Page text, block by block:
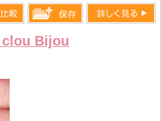
clou Bijou
す
保存リス